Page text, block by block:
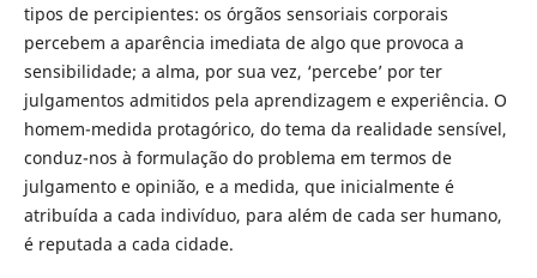
tipos de percipientes: os órgãos sensoriais corporais
percebem a aparência imediata de algo que provoca a
sensibilidade; a alma, por sua vez, ‘percebe’ por ter
julgamentos admitidos pela aprendizagem e experiência. O
homem-medida protagórico, do tema da realidade sensível,
conduz-nos à formulação do problema em termos de
julgamento e opinião, e a medida, que inicialmente é
atribuída a cada indivíduo, para além de cada ser humano,
é reputada a cada cidade.